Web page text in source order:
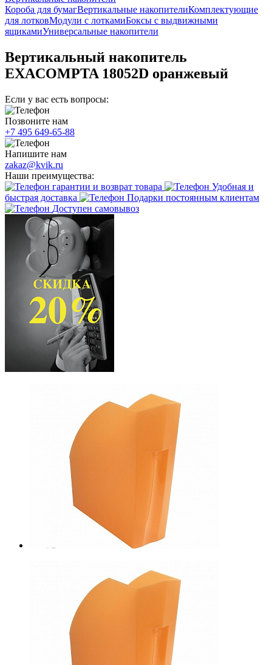
Короба для бумагВертикальные накопителиКомплектующие
для лотковМодули с лоткамиБоксы с выдвижными
ящикамиУниверсальные накопители
Вертикальный накопитель
EXACOMPTA 18052D оранжевый
Если у вас есть вопросы:
Позвоните нам
+7 495 649-65-88
Напишите нам
zakaz@kvik.ru
Наши преимущества:
гарантии и возврат товара
Удобная и
быстрая доставка
Подарки постоянным клиентам
Доступен самовывоз